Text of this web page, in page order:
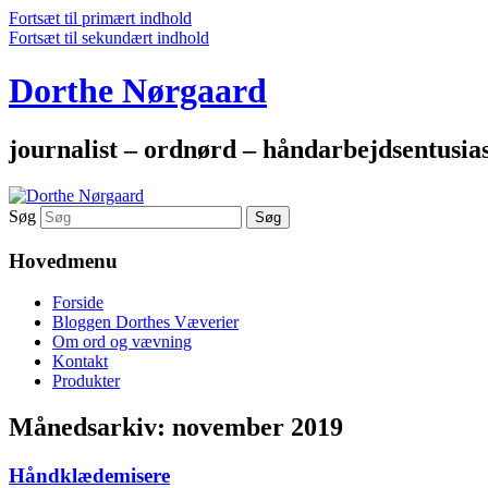
Fortsæt til primært indhold
Fortsæt til sekundært indhold
Dorthe Nørgaard
journalist – ordnørd –
Søg
Hovedmenu
Forside
Bloggen Dorthes Væverier
Om ord og vævning
Kontakt
Produkter
Månedsarkiv: november 2019
Håndklædemisere